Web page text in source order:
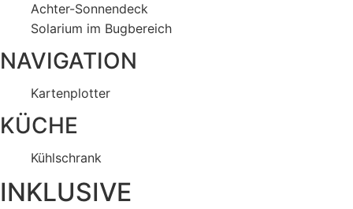
Achter-Sonnendeck
Solarium im Bugbereich
NAVIGATION
Kartenplotter
KÜCHE
Kühlschrank
INKLUSIVE